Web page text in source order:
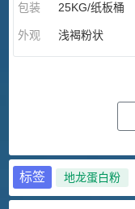
包装 25KG/纸板桶
外观 浅褐粉状
标签 地龙蛋白粉